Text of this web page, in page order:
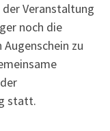
der Veranstaltung
noch die
zu
statt.